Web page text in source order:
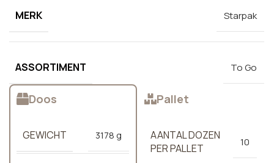
MERK Starpak
ASSORTIMENT To Go
Doos
GEWICHT 3178 g
Pallet
AANTAL DOZEN
PER PALLET
10